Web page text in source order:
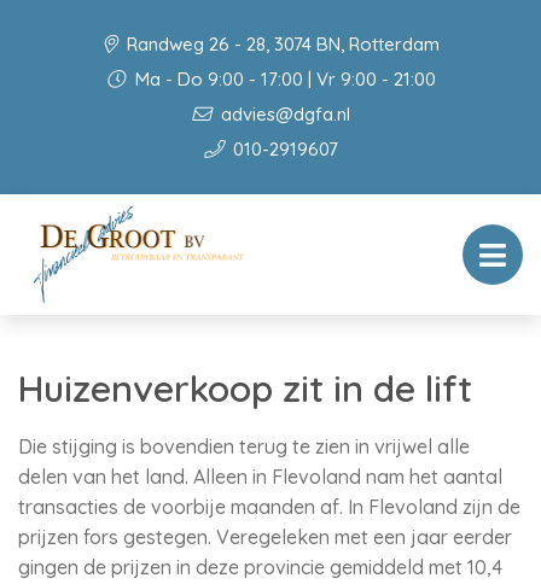
Randweg 26 - 28, 3074 BN, Rotterdam
Ma - Do 9:00 - 17:00 | Vr 9:00 - 21:00
advies@dgfa.nl
010-2919607
Huizenverkoop zit in de lift
Die stijging is bovendien terug te zien in vrijwel alle
delen van het land. Alleen in Flevoland nam het aantal
transacties de voorbije maanden af. In Flevoland zijn de
prijzen fors gestegen. Veregeleken met een jaar eerder
gingen de prijzen in deze provincie gemiddeld met 10,4